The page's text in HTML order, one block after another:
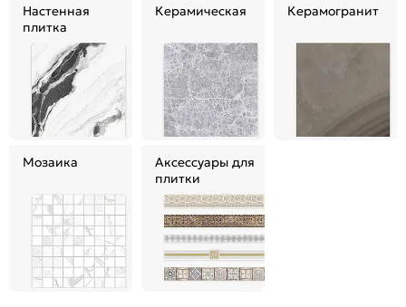
Настенная
плитка
Керамическая Керамогранит
Мозаика
Аксессуары для
плитки